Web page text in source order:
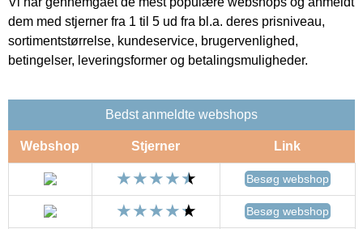
dem med stjerner fra 1 til 5 ud fra bl.a. deres prisniveau,
sortimentstørrelse, kundeservice, brugervenlighed,
betingelser, leveringsformer og betalingsmuligheder.
Bedst anmeldte webshops
Webshop Stjerner Link
Besøg webshop
Besøg webshop